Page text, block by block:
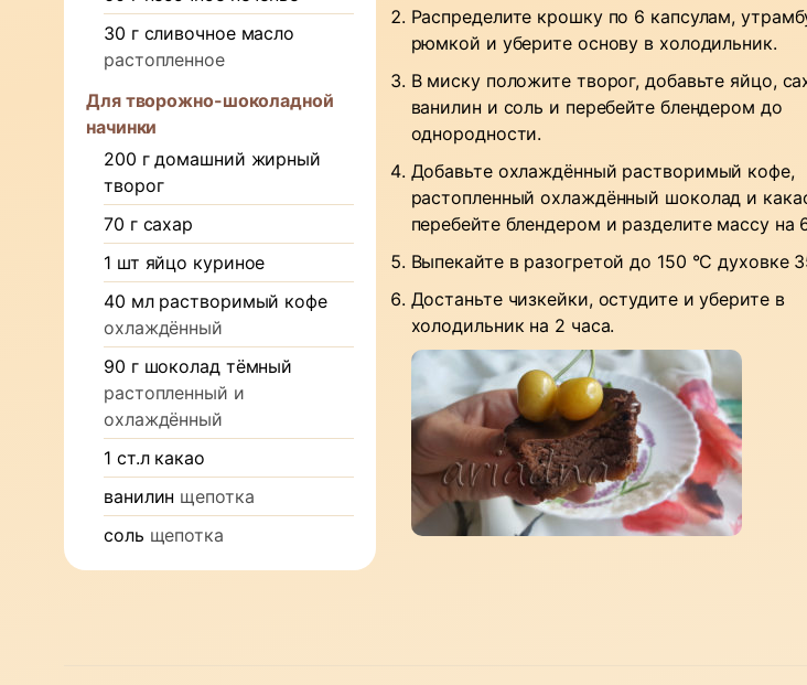
30 г сливочное масло
растопленное
Для творожно-шоколадной
начинки
200 г домашний жирный
творог
70 г сахар
1 шт яйцо куриное
40 мл растворимый кофе
охлаждённый
90 г шоколад тёмный
растопленный и
охлаждённый
1 ст.л какао
ванилин щепотка
соль щепотка
Распределите крошку по 6 капсулам,
рюмкой и уберите основу в холодильник.
В миску положите творог, добавьте яйцо,
ванилин и соль и перебейте блендером до
однородности.
Добавьте охлаждённый растворимый кофе,
растопленный охлаждённый шоколад и
перебейте блендером и разделите массу на
Выпекайте в разогретой до 150 °C духовке
Достаньте чизкейки, остудите и уберите в
холодильник на 2 часа.